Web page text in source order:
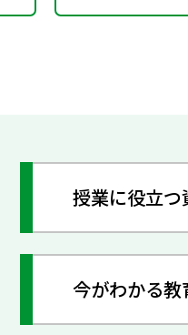
授業に役立つ
今がわかる教